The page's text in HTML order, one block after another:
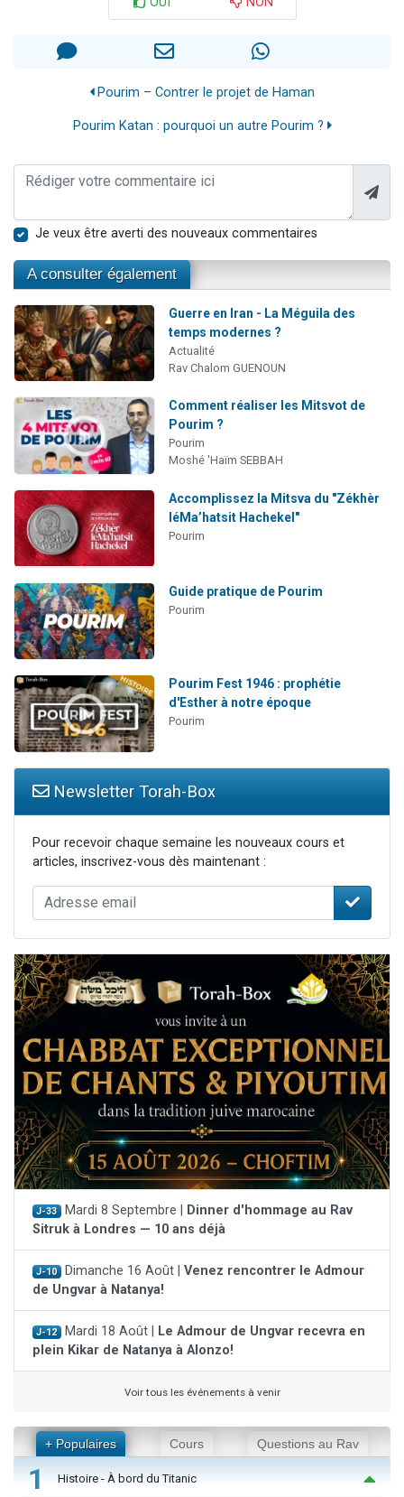
Pourim – Contrer le projet de Haman
Pourim Katan : pourquoi un autre Pourim ?
Je veux être averti des nouveaux commentaires
A consulter également
Guerre en Iran - La Méguila des
temps modernes ?
Actualité
Rav Chalom GUENOUN
Comment réaliser les Mitsvot de
Pourim ?
Pourim
Moshé 'Haïm SEBBAH
Accomplissez la Mitsva du "Zékhèr
léMa’hatsit Hachekel"
Pourim
Guide pratique de Pourim
Pourim
Pourim Fest 1946 : prophétie
d'Esther à notre époque
Pourim
Newsletter Torah-Box
Pour recevoir chaque semaine les nouveaux cours et
articles, inscrivez-vous dès maintenant :
J-33 Mardi 8 Septembre |
Dinner d'hommage au Rav
Sitruk à Londres — 10 ans déjà
J-10 Dimanche 16 Août | Venez rencontrer le Admour
de Ungvar à Natanya!
J-12 Mardi 18 Août |
Le Admour de Ungvar recevra en
plein Kikar de Natanya à Alonzo!
Voir tous les événements à venir
+ Populaires Cours Questions au Rav
1 Histoire - À bord du Titanic